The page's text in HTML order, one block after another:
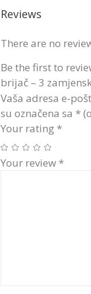
Reviews
There are no
Be the first to
brijač – 3
Vaša adresa e-
su označena sa *
Your rating *
Your review *